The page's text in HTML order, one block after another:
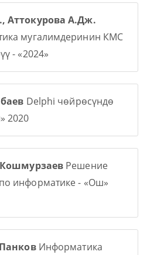
Аттокурова А.Дж.
мугалимдеринин КМС
- «2024»
Delphi чөйрөсүндө
2020
Решение
информатике - «Ош»
Информатика